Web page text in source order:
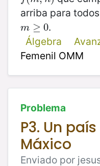
arriba para
m ≥ 0
m≥0
.
Álgebra
Femenil OMM
Problema
P3. Un
Máxico
Enviado por